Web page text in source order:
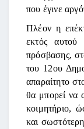
που έγινε
Πλέον η
εκτός αυτού
πρόσβασης,
του 12ου
απαραίτητο
θα μπορεί να
κοιμητήριο,
και